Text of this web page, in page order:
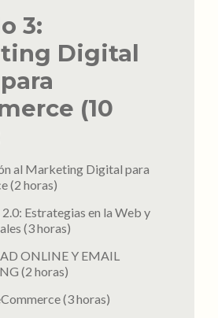
3:
Digital
(10
al Marketing Digital para
(2 horas)
Estrategias en la Web y
(3 horas)
ONLINE Y EMAIL
(2 horas)
(3 horas)